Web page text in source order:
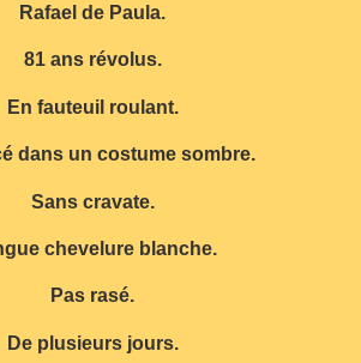
Rafael de Paula.
81 ans révolus.
En fauteuil roulant.
dans un costume sombre.
Sans cravate.
chevelure blanche.
Pas rasé.
De plusieurs jours.